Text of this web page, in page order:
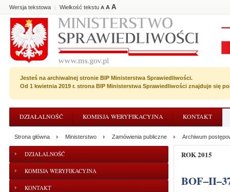
Wersja tekstowa | Wielkość tekstu A A A
Jesteś na archiwalnej stronie BIP Ministerstwa Sprawiedliwości.
Od 1 kwietnia 2019 r. strona BIP Ministerstwa Sprawiedliwości znajduje się
DZIAŁALNOŚĆ KOMISJA WERYFIKACYJNA KONTAKT
DZIAŁALNOŚĆ
KOMISJA WERYFIKACYJNA
KONTAKT
Strona główna Ministerstwo Zamówienia publiczne Archiwum
ROK 2015